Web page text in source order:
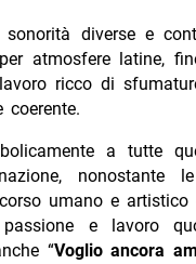
sonorità diverse e
atmosfere latine,
ricco di
a tutte
umano e
passione e lavoro
“Voglio ancora